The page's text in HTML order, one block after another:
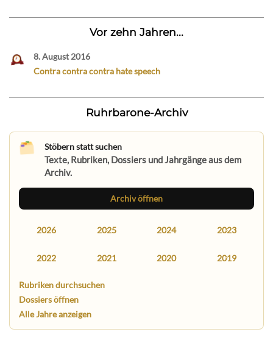
Vor zehn Jahren...
8. August 2016
Contra contra contra hate speech
Ruhrbarone-Archiv
Stöbern statt suchen
Texte, Rubriken, Dossiers und Jahrgänge aus dem
Archiv.
Archiv öffnen
2026 2025 2024 2023
2022 2021 2020 2019
Rubriken durchsuchen
Dossiers öffnen
Alle Jahre anzeigen